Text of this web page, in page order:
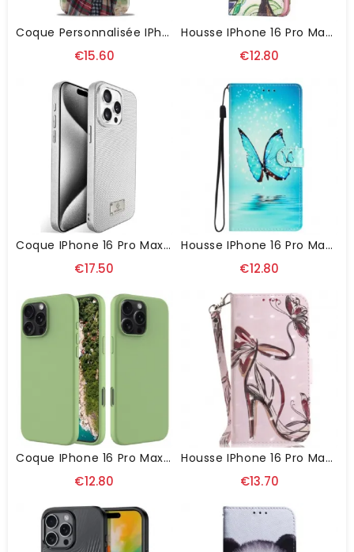
Coque Personnalisée IPhone 16 Pro Max
€15.60
Housse IPhone 16 Pro Max Arbre De Vie
€12.80
Coque IPhone 16 Pro Max Maille Respirante KST DESIGN
€17.50
Housse IPhone 16 Pro Max Papillon Bleu Sur L'Eau À Lanière
€12.80
Coque IPhone 16 Pro Max Silicone Flexible
€12.80
Housse IPhone 16 Pro Max Escarpin À Lanière
€13.70